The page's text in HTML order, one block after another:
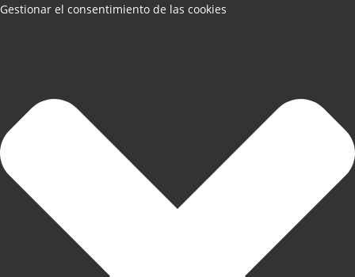
Gestionar el consentimiento de las cookies